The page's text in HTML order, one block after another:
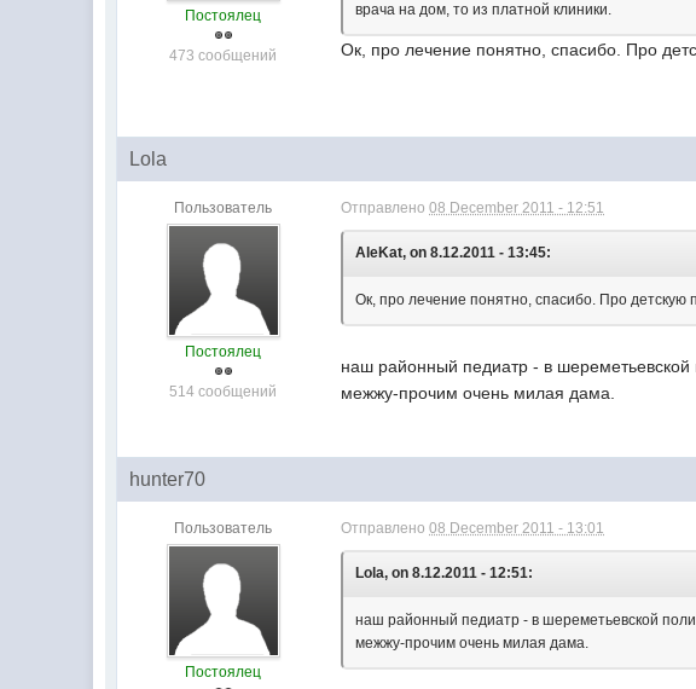
Постоялец
473 сообщений
врача на дом, то из платной клиники.
Ок, про лечение понятно, спасибо. Про
Lola
Пользователь
Постоялец
514 сообщений
Отправлено08 December 2011 - 12:51
AleKat, on 8.12.2011 - 13:45:
Ок, про лечение понятно, спасибо. Про детскую
наш районный педиатр - в шереметьевской
межжу-прочим очень милая дама.
hunter70
Пользователь
Постоялец
Отправлено08 December 2011 - 13:01
Lola, on 8.12.2011 - 12:51:
наш районный педиатр - в шереметьевской
межжу-прочим очень милая дама.